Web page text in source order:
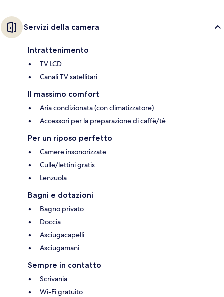
Servizi della camera
Intrattenimento
TV LCD
Canali TV satellitari
Il massimo comfort
Aria condizionata (con climatizzatore)
Accessori per la preparazione di caffè/tè
Per un riposo perfetto
Camere insonorizzate
Culle/lettini gratis
Lenzuola
Bagni e dotazioni
Bagno privato
Doccia
Asciugacapelli
Asciugamani
Sempre in contatto
Scrivania
Wi-Fi gratuito